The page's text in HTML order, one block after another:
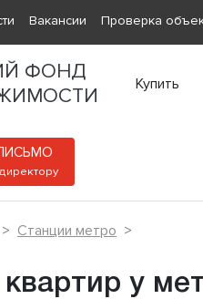
Вакансии Проверка
ФОНД
Купить
Станции метро
квартир у